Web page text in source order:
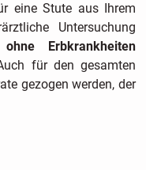
eine Stute aus Ihrem
Untersuchung
Erbkrankheiten
für den gesamten
gezogen werden, der